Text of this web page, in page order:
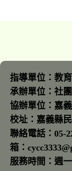
指導單位：教
承辦單位：社
協辦單位：嘉
校址：嘉義縣
聯絡電話：05-
箱：
服務時間：週